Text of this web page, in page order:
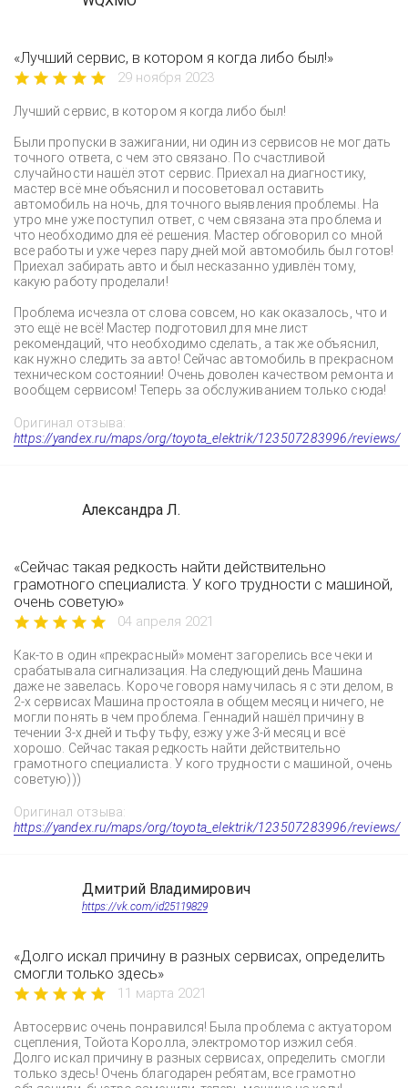
«Лучший сервис, в котором я когда либо был!»
29 ноября 2023
Лучший сервис, в котором я когда либо был!
Были пропуски в зажигании, ни один из сервисов не мог дать
точного ответа, с чем это связано. По счастливой
случайности нашёл этот сервис. Приехал на диагностику,
мастер всё мне объяснил и посоветовал оставить
автомобиль на ночь, для точного выявления проблемы. На
утро мне уже поступил ответ, с чем связана эта проблема и
что необходимо для её решения. Мастер обговорил со мной
все работы и уже через пару дней мой автомобиль был готов!
Приехал забирать авто и был несказанно удивлён тому,
какую работу проделали!
Проблема исчезла от слова совсем, но как оказалось, что и
это ещё не всё! Мастер подготовил для мне лист
рекомендаций, что необходимо сделать, а так же объяснил,
как нужно следить за авто! Сейчас автомобиль в прекрасном
техническом состоянии! Очень доволен качеством ремонта и
вообщем сервисом! Теперь за обслуживанием только сюда!
Оригинал отзыва:
https://yandex.ru/maps/org/toyota_elektrik/123507283996/reviews/
Александра Л.
«Сейчас такая редкость найти действительно
грамотного специалиста. У кого трудности с машиной,
очень советую»
04 апреля 2021
Как-то в один «прекрасный» момент загорелись все чеки и
срабатывала сигнализация. На следующий день Машина
даже не завелась. Короче говоря намучилась я с эти делом, в
2-х сервисах Машина простояла в общем месяц и ничего, не
могли понять в чем проблема. Геннадий нашёл причину в
течении 3-х дней и тьфу тьфу, езжу уже 3-й месяц и всё
хорошо. Сейчас такая редкость найти действительно
грамотного специалиста. У кого трудности с машиной, очень
советую)))
Оригинал отзыва:
https://yandex.ru/maps/org/toyota_elektrik/123507283996/reviews/
Дмитрий Владимирович
https://vk.com/id25119829
«Долго искал причину в разных сервисах, определить
смогли только здесь»
11 марта 2021
Автосервис очень понравился! Была проблема с актуатором
сцепления, Тойота Королла, электромотор изжил себя.
Долго искал причину в разных сервисах, определить смогли
только здесь! Очень благодарен ребятам, все грамотно